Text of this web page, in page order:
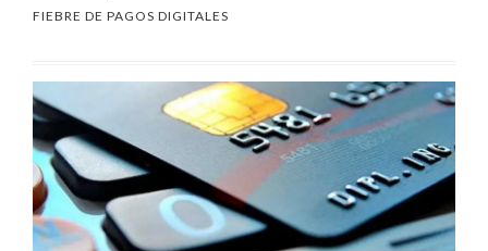
FIEBRE DE PAGOS DIGITALES